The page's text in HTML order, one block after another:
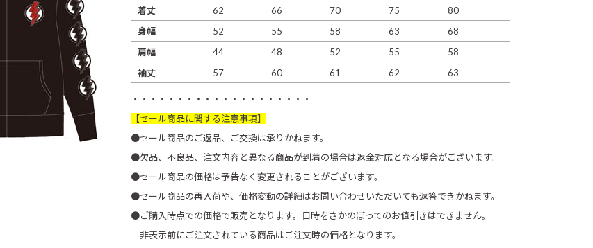
着丈
62 66 70 75
80
身幅
52 55 58 63
68
肩幅
44 48 52 55
58
袖丈
57 60 61 62 63
・・・・・・・・・・・・・・・・・・・・
【セール商品に関する注意事項】
●セール商品のご返品、ご交換は承りかねます。
●欠品、不良品、注文内容と異なる商品が到着の場合は返金対応となる場合がございます。
●セール商品の価格は予告なく変更されることがございます。
●セール商品の再入荷や、価格変動の詳細はお問い合わせいただいても返答できかねます。
●ご購入時点での価格で販売となります。日時をさかのぼってのお値引きはできません。
非表示前にご注文されている商品はご注文時の価格となります。